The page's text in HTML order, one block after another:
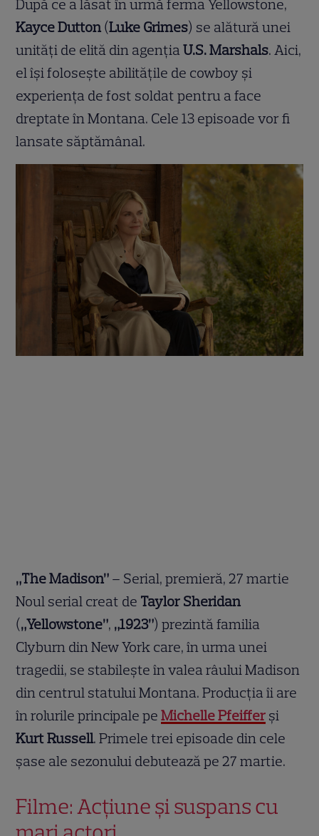
După ce a lăsat în urmă ferma Yellowstone,
Kayce Dutton (Luke Grimes) se alătură unei
unități de elită din agențiaU.S. Marshals. Aici,
el își folosește abilitățile de cowboy și
experiența de fost soldat pentru a face
dreptate în Montana. Cele 13 episoade vor fi
lansate săptămânal.
„The Madison” – Serial, premieră, 27 martie
Noul serial creat de Taylor Sheridan
(„Yellowstone”, „1923”) prezintă familia
Clyburn din New York care, în urma unei
tragedii, se stabilește în valea râului Madison
din centrul statului Montana. Producția îi are
în rolurile principale peMichelle Pfeiffer și
Kurt Russell. Primele trei episoade din cele
șase ale sezonului debutează pe 27 martie.
Filme: Acțiune și suspans cu